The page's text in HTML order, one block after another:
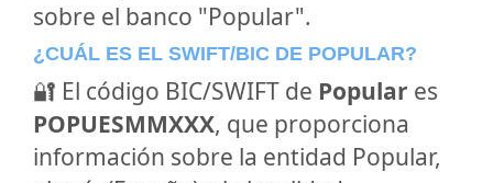
sobre el banco "Popular".
¿CUÁL ES EL SWIFT/BIC DE POPULAR?
🔐 El código BIC/SWIFT de Popular es
POPUESMMXXX, que proporciona
información sobre la entidad Popular,